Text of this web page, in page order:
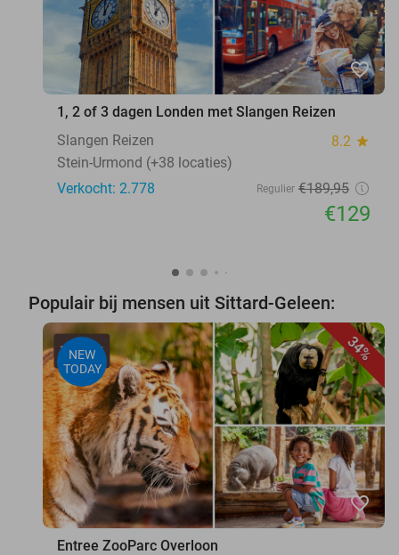
favorite_border
1, 2 of 3 dagen Londen met Slangen Reizen
Slangen Reizen
8.2 star
Stein-Urmond (+38 locaties)
Verkocht: 2.778
Regulier €189,95
€129
Populair bij mensen uit Sittard-Geleen:
34%
NEW
TODAY
favorite_border
Entree ZooParc Overloon